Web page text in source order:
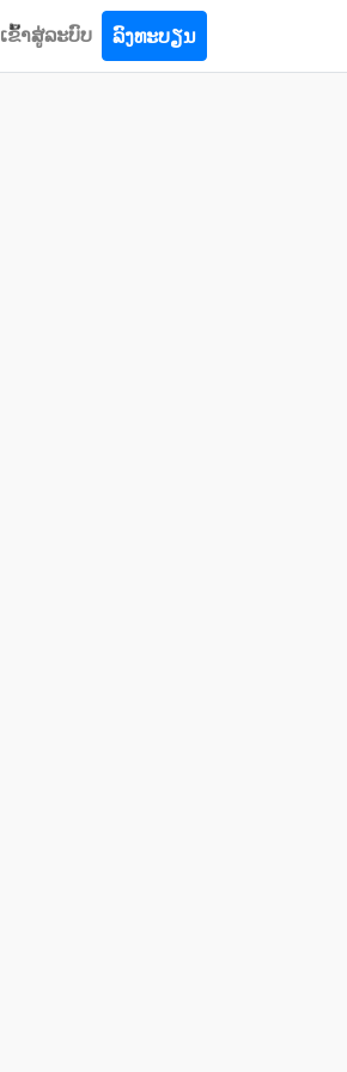
ເຂົ້າ​ສູ່​ລະ​ບົບ ລົງທະບຽນ